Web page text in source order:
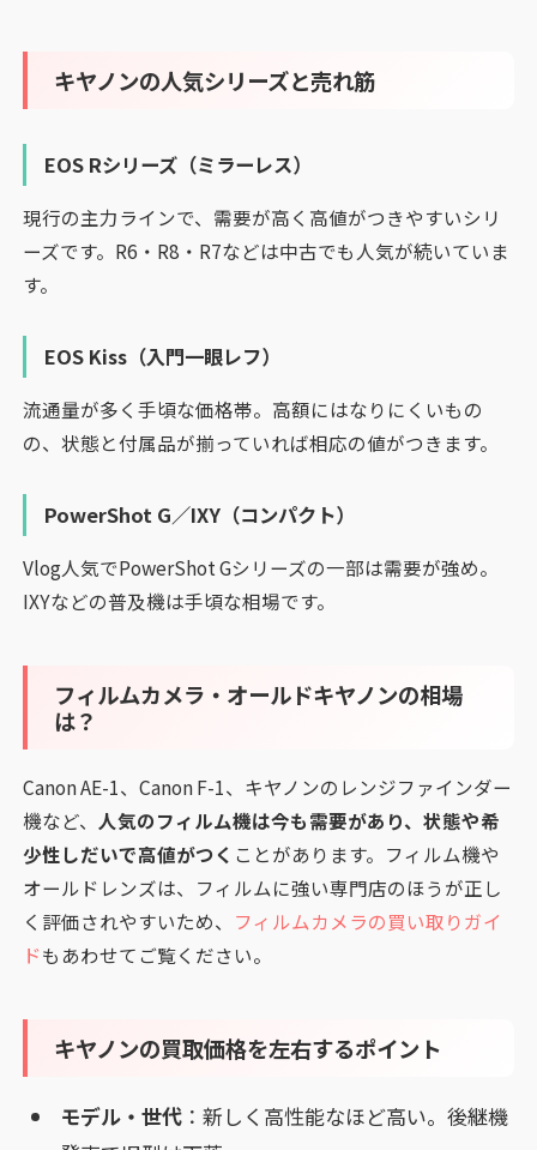
キヤノンの人気シリーズと売れ筋
EOS Rシリーズ（ミラーレス）
現行の主力ラインで、需要が高く高値がつきやすいシリ
ーズです。R6・R8・R7などは中古でも人気が続いていま
す。
EOS Kiss（入門一眼レフ）
流通量が多く手頃な価格帯。高額にはなりにくいもの
の、状態と付属品が揃っていれば相応の値がつきます。
PowerShot G／IXY（コンパクト）
Vlog人気でPowerShot Gシリーズの一部は需要が強め。
IXYなどの普及機は手頃な相場です。
フィルムカメラ・オールドキヤノンの相場
は？
Canon AE-1、Canon F-1、キヤノンのレンジファインダー
機など、 人気のフィルム機は今も需要があり、状態や希
少性しだいで高値がつく ことがあります。フィルム機や
オールドレンズは、フィルムに強い専門店のほうが正し
く評価されやすいため、 フィルムカメラの買い取りガイ
ドもあわせてご覧ください。
キヤノンの買取価格を左右するポイント
モデル・世代：新しく高性能なほど高い。後継機